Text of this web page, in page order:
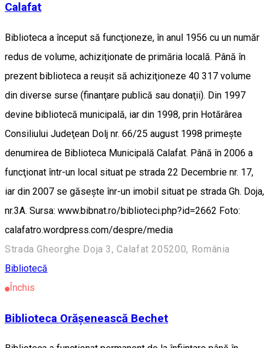
Calafat
Biblioteca a început să funcţioneze, în anul 1956 cu un număr
redus de volume, achiziţionate de primăria locală. Până în
prezent biblioteca a reuşit să achiziţioneze 40 317 volume
din diverse surse (finanţare publică sau donaţii). Din 1997
devine bibliotecă municipală, iar din 1998, prin Hotărârea
Consiliului Judeţean Dolj nr. 66/25 august 1998 primeşte
denumirea de Biblioteca Municipală Calafat. Până în 2006 a
funcţionat într-un local situat pe strada 22 Decembrie nr. 17,
iar din 2007 se găseşte înr-un imobil situat pe strada Gh. Doja,
nr.3A. Sursa: www.bibnat.ro/biblioteci.php?id=2662 Foto:
calafatro.wordpress.com/despre/media
Strada Gheorghe Doja 3, Calafat 205200, România
Bibliotecă
Închis
Biblioteca Orăşenească Bechet